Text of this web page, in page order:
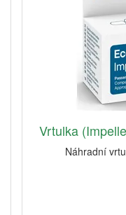
Vrtulka
Náhradní